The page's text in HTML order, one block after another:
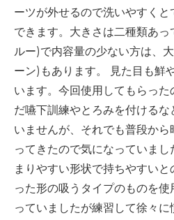
ーツが外せるので洗いやすく
できます。大きさは二種類あっ
ルー)で内容量の少ない方は、
ーン) もあります。
見た目も鮮
います。今回使用してもらった
だ嚥下訓練やとろみを付ける
いませんが、それでも普段か
ってきたので気になっていまし
まりやすい形状で持ちやすいと
った形の吸うタイプのものを使
っていましたが練習して徐々